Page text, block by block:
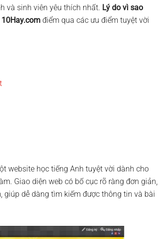
và sinh viên yêu thích nhất. Lý do vì sao
10Hay.com điểm qua các ưu điểm tuyệt vời
website học tiếng Anh tuyệt vời dành cho
Giao diện web có bố cục rõ ràng đơn giản,
dễ dàng tìm kiếm được thông tin và bài